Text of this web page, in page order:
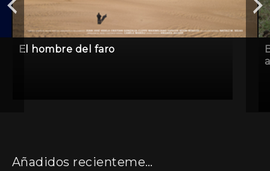
El hombre del faro
Añadidos recientemente